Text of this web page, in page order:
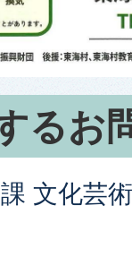
るお
文化芸